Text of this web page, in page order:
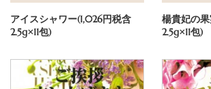
アイスシャワー(1,026円税含
2.5g×11包)
楊貴妃の
2.5g×11包)